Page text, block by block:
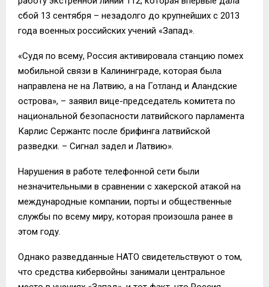
сбой 13 сентября – незадолго до крупнейших с 2013
года военных российских учений «Запад».
«Судя по всему, Россия активировала станцию помех
мобильной связи в Калининграде, которая была
направлена не на Латвию, а на Готланд и Аландские
острова», – заявил вице-председатель комитета по
национальной безопасности латвийского парламента
Карлис Сержантс после брифинга латвийской
разведки. – Сигнал задел и Латвию».
Нарушения в работе телефонной сети были
незначительными в сравнении с хакерской атакой на
международные компании, порты и общественные
службы по всему миру, которая произошла ранее в
этом году.
Однако разведданные НАТО свидетельствуют о том,
что средства кибервойны занимали центральное